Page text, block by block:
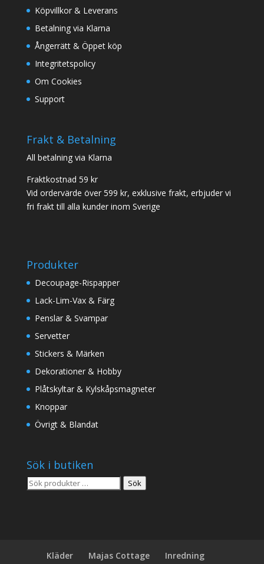
Köpvillkor & Leverans
Betalning via Klarna
Ångerrätt & Öppet köp
Integritetspolicy
Om Cookies
Support
Frakt & Betalning
All betalning via Klarna
Fraktkostnad 59 kr
Vid ordervärde över 599 kr, exklusive frakt, erbjuder vi
fri frakt till alla kunder inom Sverige
Produkter
Decoupage-Rispapper
Lack-Lim-Vax & Färg
Penslar & Svampar
Servetter
Stickers & Märken
Dekorationer & Hobby
Plåtskyltar & Kylskåpsmagneter
Knoppar
Övrigt & Blandat
Sök i butiken
Sök
Sök
Kläder Majas Cottage
Inredning